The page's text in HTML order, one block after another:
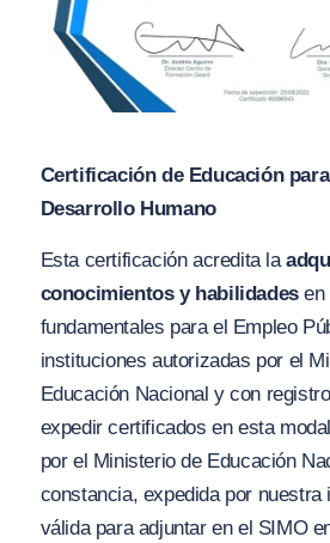
Certificación de Educación
Desarrollo Humano
Esta certificación acredita la
conocimientos y habilidadesen
fundamentales para el Empleo
instituciones autorizadas por el
Educación Nacional y con
expedir certificados en esta
por el Ministerio de Educación
constancia, expedida por nuestra
válida para adjuntar en el SIMO